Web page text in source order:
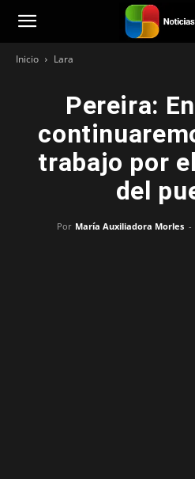
Noticias251
Inicio Lara
Pereira:
trabajo por
del
Por María Auxiliadora Morles -